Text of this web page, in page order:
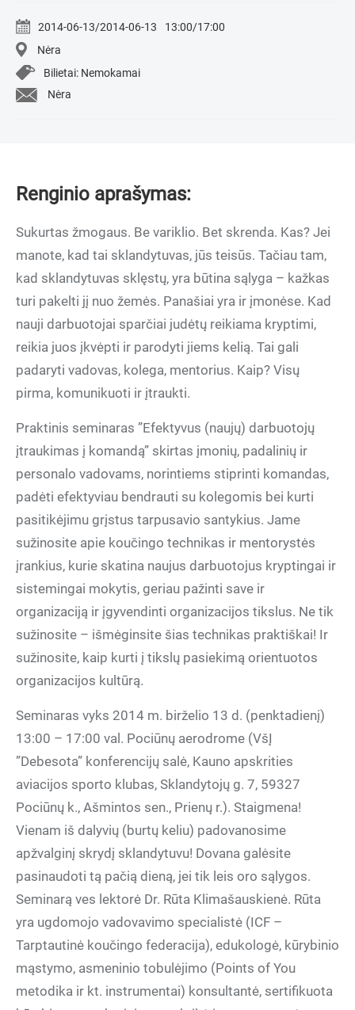
2014-06-13/2014-06-13
13:00/17:00
Nėra
Bilietai: Nemokamai
Nėra
Renginio aprašymas:
Sukurtas žmogaus. Be variklio. Bet skrenda. Kas? Jei
manote, kad tai sklandytuvas, jūs teisūs. Tačiau tam,
kad sklandytuvas sklęstų, yra būtina sąlyga – kažkas
turi pakelti jį nuo žemės. Panašiai yra ir įmonėse. Kad
nauji darbuotojai sparčiai judėtų reikiama kryptimi,
reikia juos įkvėpti ir parodyti jiems kelią. Tai gali
padaryti vadovas, kolega, mentorius. Kaip? Visų
pirma, komunikuoti ir įtraukti.
Praktinis seminaras ”Efektyvus (naujų) darbuotojų
įtraukimas į komandą” skirtas įmonių, padalinių ir
personalo vadovams, norintiems stiprinti komandas,
padėti efektyviau bendrauti su kolegomis bei kurti
pasitikėjimu grįstus tarpusavio santykius. Jame
sužinosite apie koučingo technikas ir mentorystės
įrankius, kurie skatina naujus darbuotojus kryptingai ir
sistemingai mokytis, geriau pažinti save ir
organizaciją ir įgyvendinti organizacijos tikslus. Ne tik
sužinosite – išmėginsite šias technikas praktiškai! Ir
sužinosite, kaip kurti į tikslų pasiekimą orientuotos
organizacijos kultūrą.
Seminaras vyks 2014 m. birželio 13 d. (penktadienį)
13:00 – 17:00 val. Pociūnų aerodrome (VšĮ
”Debesota” konferencijų salė, Kauno apskrities
aviacijos sporto klubas, Sklandytojų g. 7, 59327
Pociūnų k., Ašmintos sen., Prienų r.). Staigmena!
Vienam iš dalyvių (burtų keliu) padovanosime
apžvalginį skrydį sklandytuvu! Dovana galėsite
pasinaudoti tą pačią dieną, jei tik leis oro sąlygos.
Seminarą ves lektorė Dr. Rūta Klimašauskienė. Rūta
yra ugdomojo vadovavimo specialistė (ICF –
Tarptautinė koučingo federacija), edukologė, kūrybinio
mąstymo, asmeninio tobulėjimo (Points of You
metodika ir kt. instrumentai) konsultantė, sertifikuota